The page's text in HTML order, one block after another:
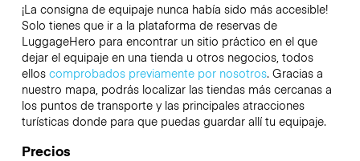
¡La consigna de equipaje nunca había sido más accesible!
Solo tienes que ir a la plataforma de reservas de
LuggageHero para encontrar un sitio práctico en el que
dejar el equipaje en una tienda u otros negocios, todos
ellos comprobados previamente por nosotros. Gracias a
nuestro mapa, podrás localizar las tiendas más cercanas a
los puntos de transporte y las principales atracciones
turísticas donde para que puedas guardar allí tu equipaje.
Precios